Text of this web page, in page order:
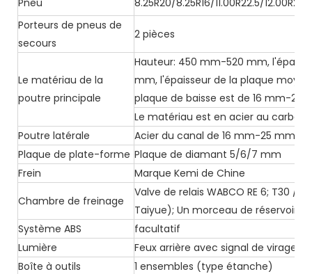
Porteurs de pneus de
secours
2 pièces
Le matériau de la
poutre principale
Hauteur: 450 mm-520 mm,
mm, l'épaisseur de la plaque
plaque de baisse est de 16 mm-25
Le matériau est en acier au
Poutre latérale
Acier du canal de 16 mm-25 mm
Plaque de plate-forme Plaque de diamant 5/6/7 mm
Frein
Marque Kemi de Chine
Chambre de freinage
Valve de relais WABCO RE 6; T30 /
Taiyue); Un morceau de réservoirs
Système ABS
facultatif
Lumière
Feux arrière avec signal de virage,
Boîte à outils
1 ensembles (type étanche)